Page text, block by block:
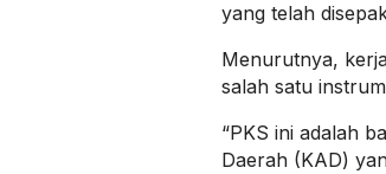
yang telah
Menurutnya,
salah satu
“PKS ini adalah
Daerah (KAD)